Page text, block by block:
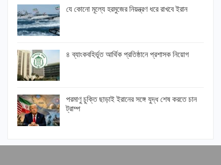
যে কোনো মূল্যে হরমুজের নিয়ন্ত্রণ ধরে রাখবে ইরান
৪ ব্যাংকবহির্ভূত আর্থিক প্রতিষ্ঠানে প্রশাসক নিয়োগ
পরমাণু চুক্তি ছাড়াই ইরানের সঙ্গে যুদ্ধ শেষ করতে চান
ট্রাম্প